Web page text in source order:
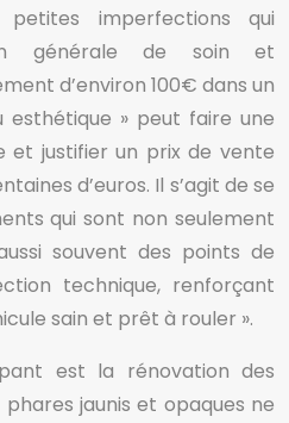
imperfections qui
générale de soin et
d’environ 100€ dans un
esthétique » peut faire une
et justifier un prix de vente
d’euros. Il s’agit de se
qui sont non seulement
souvent des points de
technique, renforçant
sain et prêt à rouler ».
est la rénovation des
jaunis et opaques ne